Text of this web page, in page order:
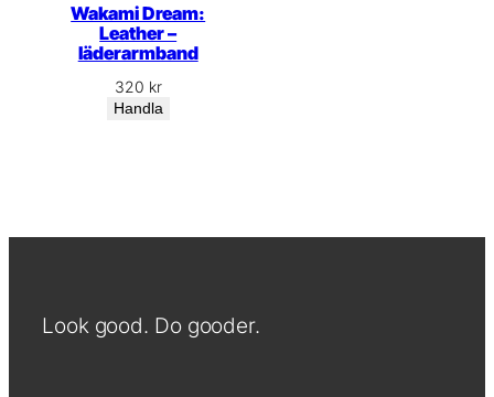
Wakami Dream:
Leather –
läderarmband
320 kr
Handla
Look good. Do gooder.